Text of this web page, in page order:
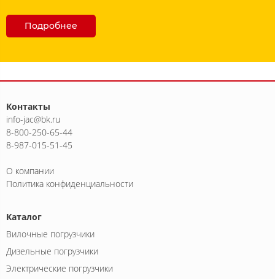
Подробнее
Контакты
info-jac@bk.ru
8-800-250-65-44
8-987-015-51-45
О компании
Политика конфиденциальности
Каталог
Вилочные погрузчики
Дизельные погрузчики
Электрические погрузчики